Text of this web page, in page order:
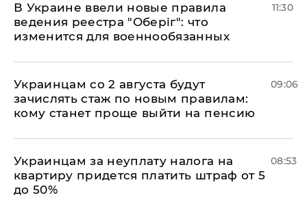
В Украине ввели новые правила
ведения реестра "Оберіг": что
изменится для военнообязанных
11:30
Украинцам со 2 августа будут
зачислять стаж по новым правилам:
кому станет проще выйти на пенсию
09:06
Украинцам за неуплату налога на
квартиру придется платить штраф от 5
до 50%
08:53